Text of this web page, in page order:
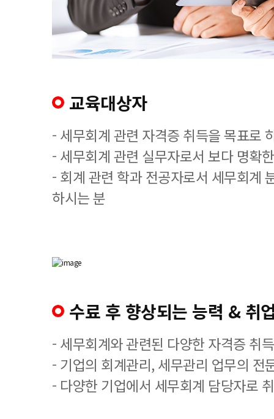
교육대상자
- 세무회계 관련 자격증 취득을 목표로
- 세무회계 관련 실무자로서 보다 명확
- 회계 관련 학과 전공자로서 세무회계
하시는 분
수료 후 향상되는 능력 & 취
- 세무회계와 관련된 다양한 자격증 취
- 기업의 회계관리, 세무관리 업무의 전
- 다양한 기업에서 세무회계 담당자로